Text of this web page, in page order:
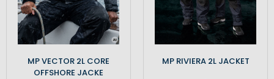
MP VECTOR 2L CORE
OFFSHORE JACKE
MP RIVIERA 2L JACKET